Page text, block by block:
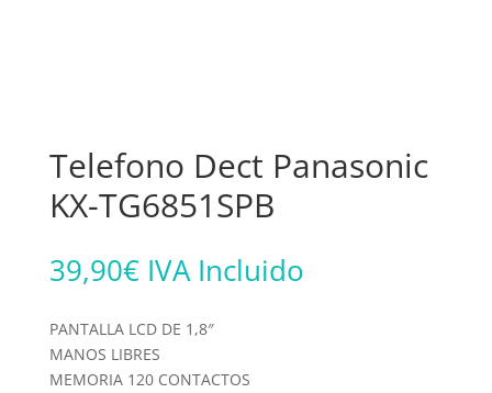
Telefono Dect Panasonic
KX-TG6851SPB
39,90€ IVA Incluido
PANTALLA LCD DE 1,8″
MANOS LIBRES
MEMORIA 120 CONTACTOS